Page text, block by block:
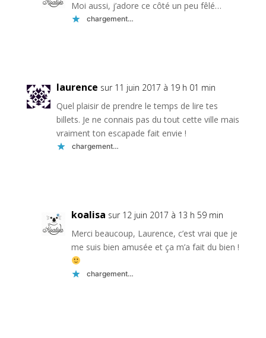
Moi aussi, j’adore ce côté un peu fêlé…
chargement…
laurence sur 11 juin 2017 à 19 h 01 min
Quel plaisir de prendre le temps de lire tes
billets. Je ne connais pas du tout cette ville mais
vraiment ton escapade fait envie !
chargement…
koalisa sur 12 juin 2017 à 13 h 59 min
Merci beaucoup, Laurence, c’est vrai que je
me suis bien amusée et ça m’a fait du bien !
chargement…